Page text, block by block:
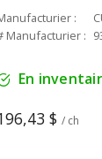
:
Manufacturier :
En
$ / ch